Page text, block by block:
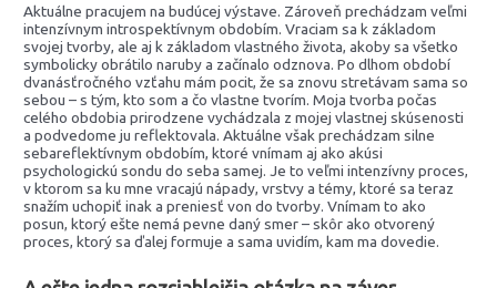
Aktuálne pracujem na budúcej výstave. Zároveň prechádzam veľmi
intenzívnym introspektívnym obdobím. Vraciam sa k základom
svojej tvorby, ale aj k základom vlastného života, akoby sa všetko
symbolicky obrátilo naruby a začínalo odznova. Po dlhom období
dvanásťročného vzťahu mám pocit, že sa znovu stretávam sama so
sebou – s tým, kto som a čo vlastne tvorím. Moja tvorba počas
celého obdobia prirodzene vychádzala z mojej vlastnej skúsenosti
a podvedome ju reflektovala. Aktuálne však prechádzam silne
sebareflektívnym obdobím, ktoré vnímam aj ako akúsi
psychologickú sondu do seba samej. Je to veľmi intenzívny proces,
v ktorom sa ku mne vracajú nápady, vrstvy a témy, ktoré sa teraz
snažím uchopiť inak a preniesť von do tvorby. Vnímam to ako
posun, ktorý ešte nemá pevne daný smer – skôr ako otvorený
proces, ktorý sa ďalej formuje a sama uvidím, kam ma dovedie.